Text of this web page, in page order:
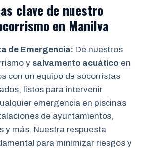
clave de nuestro
en Manilva
de Emergencia: De nuestros
y salvamento acuático en
con un equipo de socorristas
listos para intervenir
emergencia en piscinas
de ayuntamientos,
y más. Nuestra respuesta
para minimizar riesgos y